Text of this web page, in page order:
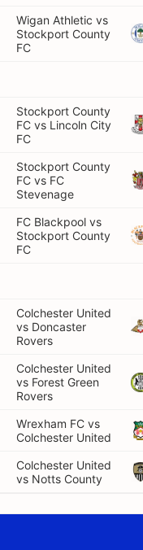
Wigan Athletic vs
Stockport County
FC
Stockport County
FC vs Lincoln City
FC
Stockport County
FC vs FC
Stevenage
FC Blackpool vs
Stockport County
FC
Colchester United
vs Doncaster
Rovers
Colchester United
vs Forest Green
Rovers
Wrexham FC vs
Colchester United
Colchester United
vs Notts County